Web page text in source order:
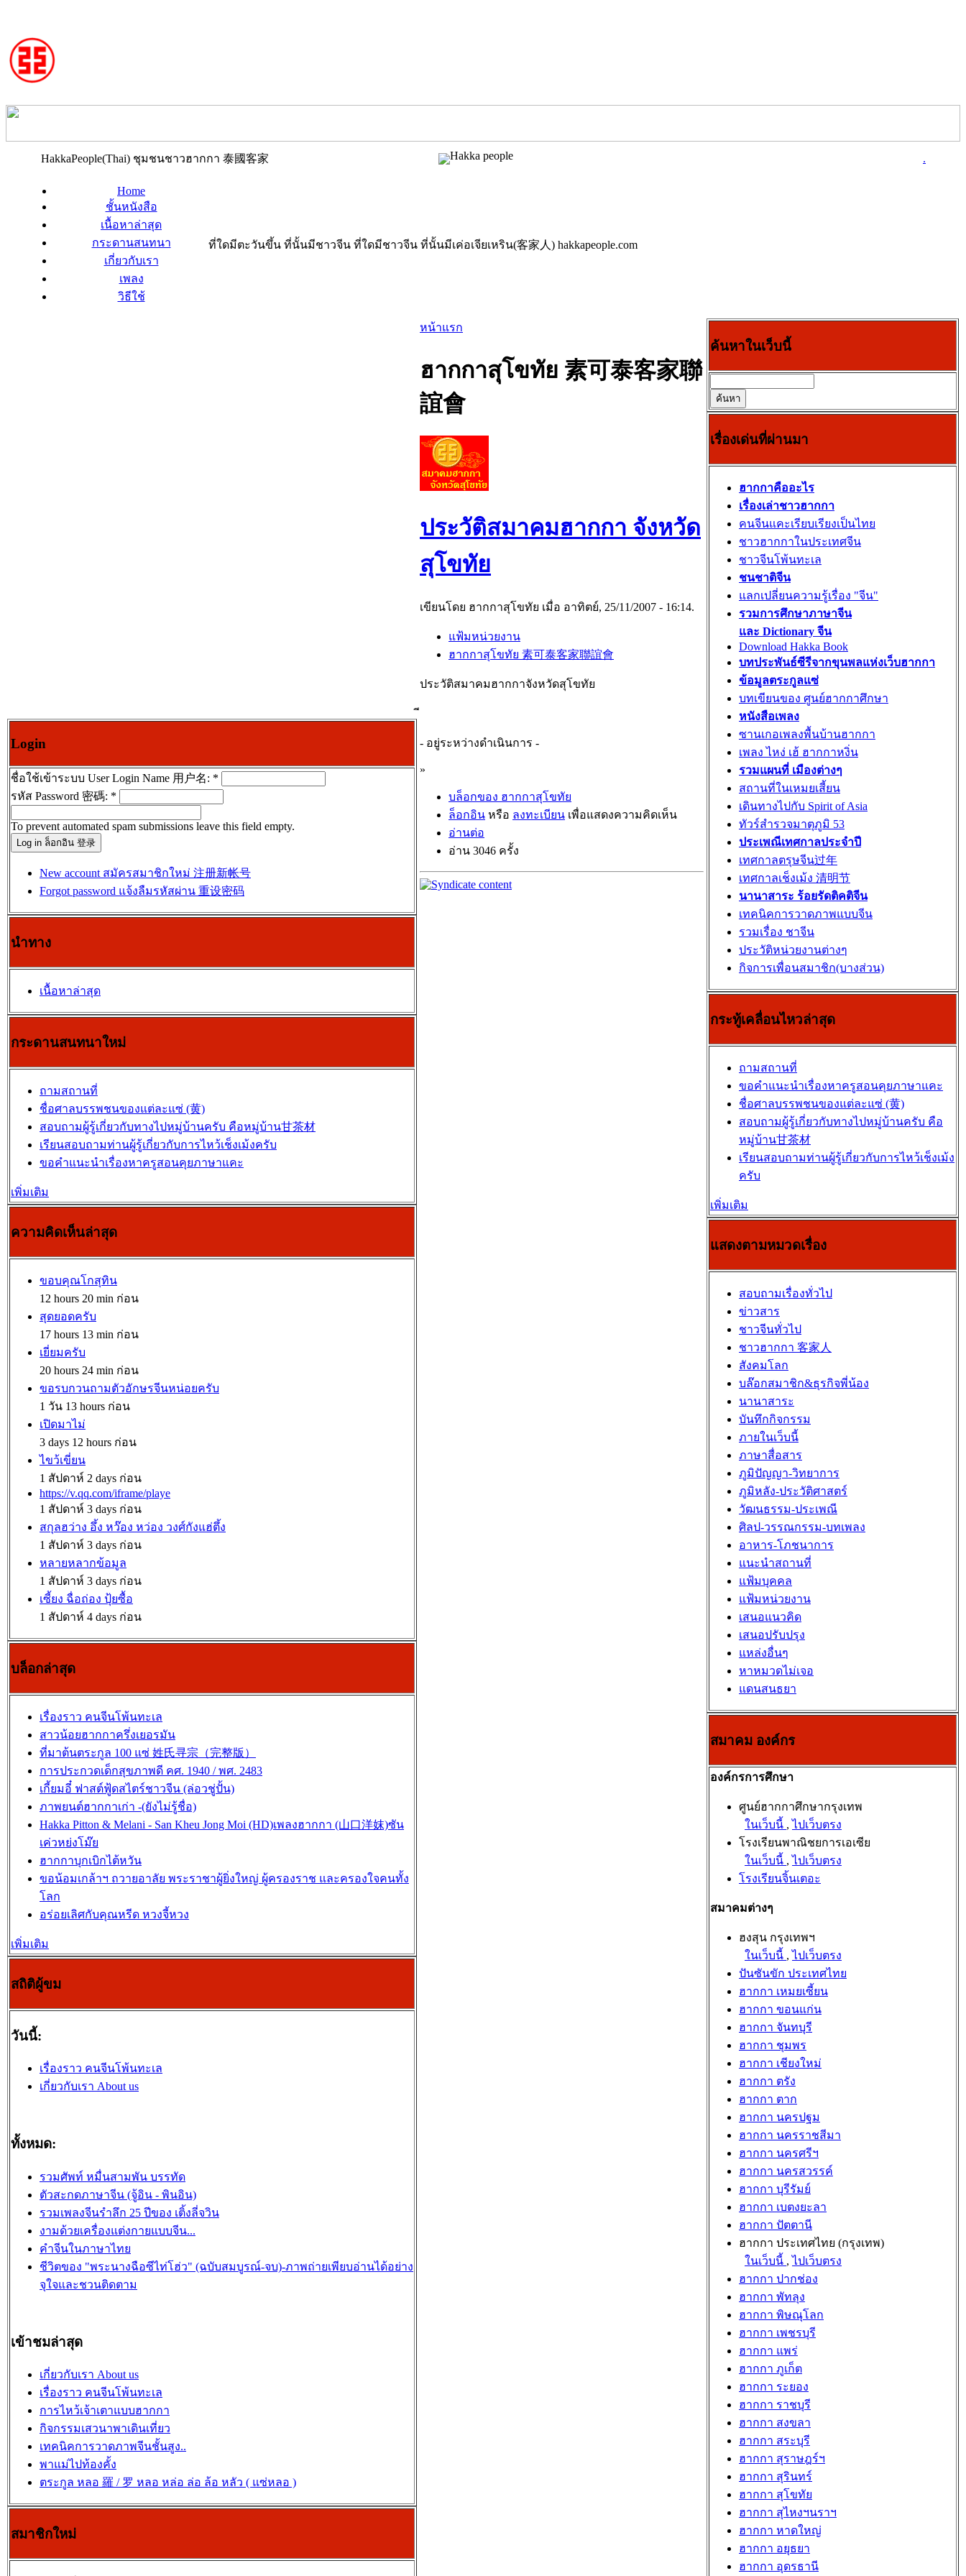
HakkaPeople(Thai) ชุมชนชาวฮากกา 泰國客家 .
Home
ชั้นหนังสือ
เนื้อหาล่าสุด
กระดานสนทนา
เกี่ยวกับเรา
เพลง
วิธีใช้
ที่ใดมีตะวันขึ้น ที่นั้นมีชาวจีน ที่ใดมีชาวจีน ที่นั้นมีเค่อเจียเหริน(客家人) hakkapeople.com
Login
ชื่อใช้เข้าระบบ User Login Name 用户名: *
รหัส Password 密碼: *
To prevent automated spam submissions leave this field empty.
New account สมัครสมาชิกใหม่ 注册新帐号
Forgot password แจ้งลืมรหัสผ่าน 重设密码
นำทาง
เนื้อหาล่าสุด
กระดานสนทนาใหม่
ถามสถานที่
ชื่อศาลบรรพชนของแต่ละแซ่ (黄)
สอบถามผู้รู้เกี่ยวกับทางไปหมู่บ้านครับ คือหมู่บ้าน甘茶材
เรียนสอบถามท่านผู้รู้เกี่ยวกับการไหว้เช็งเม้งครับ
ขอคำแนะนำเรื่องหาครูสอนคุยภาษาแคะ
เพิ่มเติม
ความคิดเห็นล่าสุด
ขอบคุณโกสุทิน
12 hours 20 min ก่อน
สุดยอดครับ
17 hours 13 min ก่อน
เยี่ยมครับ
20 hours 24 min ก่อน
ขอรบกวนถามตัวอักษรจีนหน่อยครับ
1 วัน 13 hours ก่อน
เปิดมาไม่
3 days 12 hours ก่อน
ไขว้เขี่ยน
1 สัปดาห์ 2 days ก่อน
https://v.qq.com/iframe/playe
1 สัปดาห์ 3 days ก่อน
สกุลฮว่าง อึ้ง หว๊อง หว่อง วงศ์กังแฮ่ตึ้ง
1 สัปดาห์ 3 days ก่อน
หลายหลากข้อมูล
1 สัปดาห์ 3 days ก่อน
เซี้ยง ฉื่อถ่อง ปุ้ยซื้อ
1 สัปดาห์ 4 days ก่อน
บล็อกล่าสุด
เรื่องราว คนจีนโพ้นทะเล
สาวน้อยฮากกาครึ่งเยอรมัน
ที่มาต้นตระกูล 100 แซ่ 姓氏寻宗（完整版）
การประกวดเด็กสุขภาพดี คศ. 1940 / พศ. 2483
เกี้ยมอี๋ ฟาสต์ฟู้ดสไตร์ชาวจีน (ล่อวชู่ปั้น)
ภาพยนต์ฮากกาเก่า -(ยังไม่รู้ชื่อ)
Hakka Pitton & Melani - San Kheu Jong Moi (HD)เพลงฮากกา (山口洋妺)ซัน
เค่วหย่งโม๊ย
ฮากกาบุกเบิกไต้หวัน
ขอน้อมเกล้าฯ ถวายอาลัย พระราชาผู้ยิ่งใหญ่ ผู้ครองราช และครองใจคนทั้ง
โลก
อร่อยเลิศกับคุณหรีด หวงจี้หวง
เพิ่มเติม
สถิติผู้ขม
วันนี้:
เรื่องราว คนจีนโพ้นทะเล
เกี่ยวกับเรา About us
ทั้งหมด:
รวมศัพท์ หมื่นสามพัน บรรทัด
ตัวสะกดภาษาจีน (จู้อิน - พินอิน)
รวมเพลงจีนรำลึก 25 ปีของ เติ้งลี่จวิน
งามด้วยเครื่องแต่งกายแบบจีน...
คำจีนในภาษาไทย
ชีวิตของ "พระนางฉือซีไท่โฮ่ว" (ฉบับสมบูรณ์-จบ)-ภาพถ่ายเพียบอ่านได้อย่าง
จุใจและชวนติดตาม
เข้าชมล่าสุด
เกี่ยวกับเรา About us
เรื่องราว คนจีนโพ้นทะเล
การไหว้เจ้าเตาแบบฮากกา
กิจกรรมเสวนาพาเดินเที่ยว
เทคนิคการวาดภาพจีนชั้นสูง..
พาแม่ไปท้องคั้ง
ตระกูล หลอ 羅 / 罗 หลอ หล่อ ล่อ ล้อ หลัว ( แซ่หลอ )
สมาชิกใหม่
หน้าแรก
ฮากกาสุโขทัย 素可泰客家聯
誼會
ประวัติสมาคมฮากกา จังหวัด
สุโขทัย
เขียนโดย ฮากกาสุโขทัย เมื่อ อาทิตย์, 25/11/2007 - 16:14.
แฟ้มหน่วยงาน
ฮากกาสุโขทัย 素可泰客家聯誼會
ประวัติสมาคมฮากกาจังหวัดสุโขทัย
- อยู่ระหว่างดำเนินการ -
»
บล็อกของ ฮากกาสุโขทัย
ล็อกอิน หรือ ลงทะเบียน เพื่อแสดงความคิดเห็น
อ่านต่อ
อ่าน 3046 ครั้ง
ค้นหาในเว็บนี้
เรื่องเด่นที่ผ่านมา
ฮากกาคืออะไร
เรื่องเล่าชาวฮากกา
คนจีนแคะเรียบเรียงเป็นไทย
ชาวฮากกาในประเทศจีน
ชาวจีนโพ้นทะเล
ชนชาติจีน
แลกเปลี่ยนความรู้เรื่อง "จีน"
รวมการศึกษาภาษาจีน
และ Dictionary จีน
Download Hakka Book
บทประพันธ์ซีรีจากขุนพลแห่งเว็บฮากกา
ข้อมูลตระกูลแซ่
บทเขียนของ ศูนย์ฮากกาศึกษา
หนังสือเพลง
ซานเกอเพลงพื้นบ้านฮากกา
เพลง ไหง่ เฮ้ ฮากกาหงิ่น
รวมแผนที่ เมืองต่างๆ
สถานที่ในเหมยเสี้ยน
เดินทางไปกับ Spirit of Asia
ทัวร์สำรวจมาตุภูมิ 53
ประเพณีเทศกาลประจำปี
เทศกาลตรุษจีน过年
เทศกาลเช็งเม้ง 清明节
นานาสาระ ร้อยรัดติคติจีน
เทคนิคการวาดภาพแบบจีน
รวมเรื่อง ชาจีน
ประวัติหน่วยงานต่างๆ
กิจการเพื่อนสมาชิก(บางส่วน)
กระทู้เคลื่อนไหวล่าสุด
ถามสถานที่
ขอคำแนะนำเรื่องหาครูสอนคุยภาษาแคะ
ชื่อศาลบรรพชนของแต่ละแซ่ (黄)
สอบถามผู้รู้เกี่ยวกับทางไปหมู่บ้านครับ คือ
หมู่บ้าน甘茶材
เรียนสอบถามท่านผู้รู้เกี่ยวกับการไหว้เช็งเม้ง
ครับ
เพิ่มเติม
แสดงตามหมวดเรื่อง
สอบถามเรื่องทั่วไป
ข่าวสาร
ชาวจีนทั่วไป
ชาวฮากกา 客家人
สังคมโลก
บล๊อกสมาชิก&ธุรกิจพี่น้อง
นานาสาระ
บันทึกกิจกรรม
ภายในเว็บนี้
ภาษาสื่อสาร
ภูมิปัญญา-วิทยาการ
ภูมิหลัง-ประวัติศาสตร์
วัฒนธรรม-ประเพณี
ศิลป-วรรณกรรม-บทเพลง
อาหาร-โภชนาการ
แนะนำสถานที่
แฟ้มบุคคล
แฟ้มหน่วยงาน
เสนอแนวคิด
เสนอปรับปรุง
แหล่งอื่นๆ
หาหมวดไม่เจอ
แดนสนธยา
สมาคม องค์กร
องค์กรการศึกษา
ศูนย์ฮากกาศึกษากรุงเทพ
ในเว็บนี้ ,ไปเว็บตรง
โรงเรียนพาณิชยการเอเซีย
ในเว็บนี้ ,ไปเว็บตรง
โรงเรียนจิ้นเตอะ
สมาคมต่างๆ
ฮงสุน กรุงเทพฯ
ในเว็บนี้ ,ไปเว็บตรง
ปันซันขัก ประเทศไทย
ฮากกา เหมยเซี้ยน
ฮากกา ขอนแก่น
ฮากกา จันทบุรี
ฮากกา ชุมพร
ฮากกา เชียงใหม่
ฮากกา ตรัง
ฮากกา ตาก
ฮากกา นครปฐม
ฮากกา นครราชสีมา
ฮากกา นครศรีฯ
ฮากกา นครสวรรค์
ฮากกา บุรีรัมย์
ฮากกา เบตงยะลา
ฮากกา ปัตตานี
ฮากกา ประเทศไทย (กรุงเทพ)
ในเว็บนี้ ,ไปเว็บตรง
ฮากกา ปากช่อง
ฮากกา พัทลุง
ฮากกา พิษณุโลก
ฮากกา เพชรบุรี
ฮากกา แพร่
ฮากกา ภูเก็ต
ฮากกา ระยอง
ฮากกา ราชบุรี
ฮากกา สงขลา
ฮากกา สระบุรี
ฮากกา สุราษฎร์ฯ
ฮากกา สุรินทร์
ฮากกา สุโขทัย
ฮากกา สุไหงฯนราฯ
ฮากกา หาดใหญ่
ฮากกา อยุธยา
ฮากกา อุดรธานี